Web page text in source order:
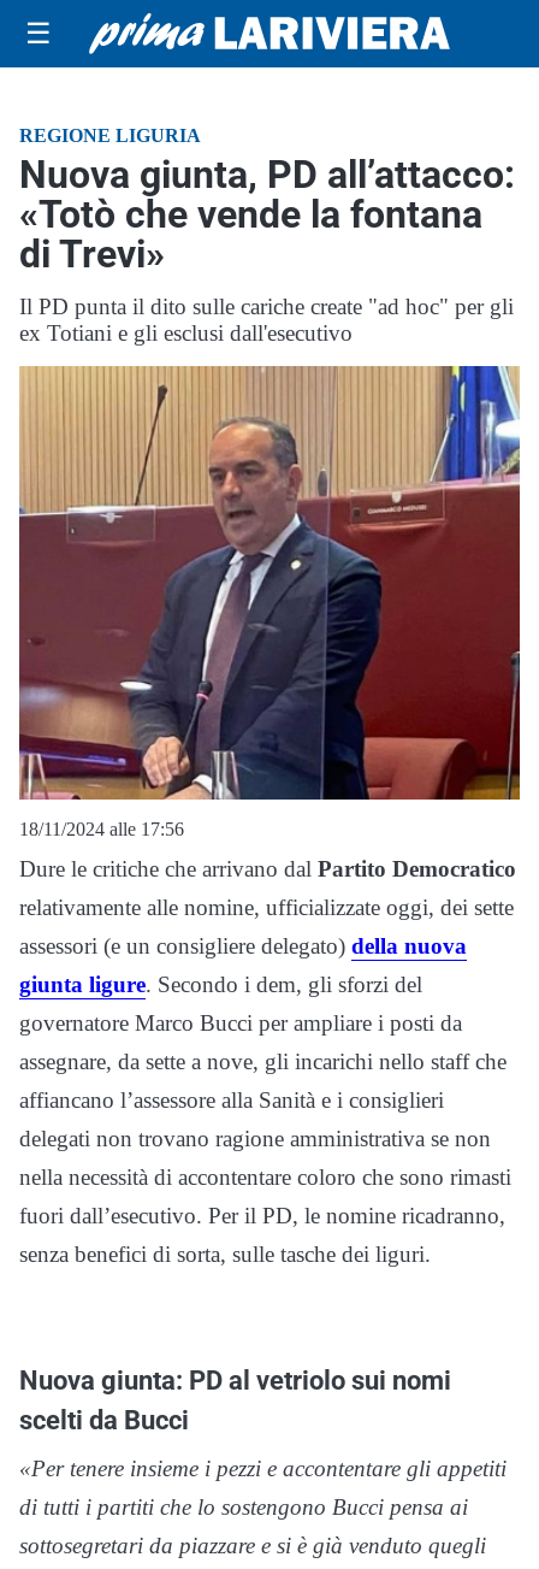
☰
REGIONE LIGURIA
Nuova giunta, PD all’attacco:
«Totò che vende la fontana
di Trevi»
Il PD punta il dito sulle cariche create "ad hoc" per gli
ex Totiani e gli esclusi dall'esecutivo
18/11/2024 alle 17:56
Dure le critiche che arrivano dal Partito Democratico
relativamente alle nomine, ufficializzate oggi, dei sette
assessori (e un consigliere delegato) della nuova
giunta ligure. Secondo i dem, gli sforzi del
governatore Marco Bucci per ampliare i posti da
assegnare, da sette a nove, gli incarichi nello staff che
affiancano l’assessore alla Sanità e i consiglieri
delegati non trovano ragione amministrativa se non
nella necessità di accontentare coloro che sono rimasti
fuori dall’esecutivo. Per il PD, le nomine ricadranno,
senza benefici di sorta, sulle tasche dei liguri.
Nuova giunta: PD al vetriolo sui nomi
scelti da Bucci
«Per tenere insieme i pezzi e accontentare gli appetiti
di tutti i partiti che lo sostengono Bucci pensa ai
sottosegretari da piazzare e si è già venduto quegli